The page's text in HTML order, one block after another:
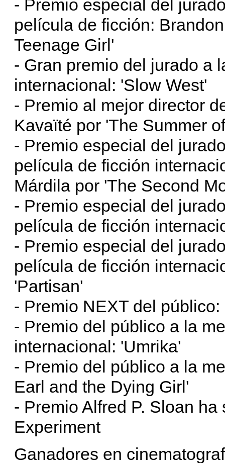
- Premio especial del
película de ficción:
Teenage Girl'
- Gran premio del jurado a
internacional: 'Slow West'
- Premio al mejor director
Kavaïté por 'The Summer
- Premio especial del
película de ficción
Márdila por 'The Second
- Premio especial del
película de ficción
- Premio especial del
película de ficción
'Partisan'
- Premio NEXT del
- Premio del público a la
internacional: 'Umrika'
- Premio del público a la
Earl and the Dying Girl'
- Premio Alfred P. Sloan
Experiment
Ganadores en